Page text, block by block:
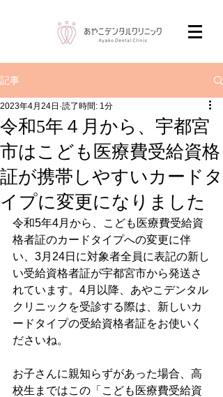
記事
令和5年４月から、宇都宮
市はこども医療費受給資格
証が携帯しやすいカードタ
イプに変更になりました
2023年4月24日 読了時間: 1分
令和5年4月から、こども医療費受給資
格者証のカードタイプへの変更に伴
い、3月24日に対象者全員に表記の新し
い受給資格者証が宇都宮市から発送さ
れています。4月以降、あやこデンタル
クリニックを受診する際は、新しいカ
ードタイプの受給資格者証をお使いく
ださいね。
お子さんに親知らずがあった場合、高
校生まではこの「こども医療費受給資